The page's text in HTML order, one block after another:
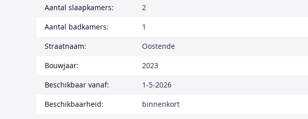
Aantal slaapkamers:
2
Aantal badkamers:
1
Straatnaam:
Oostende
Bouwjaar:
2023
Beschikbaar vanaf:
1-5-2026
Beschikbaarheid:
binnenkort